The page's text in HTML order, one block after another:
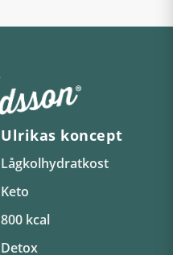
Ulrikas koncept
Lågkolhydratkost
Keto
800 kcal
Detox